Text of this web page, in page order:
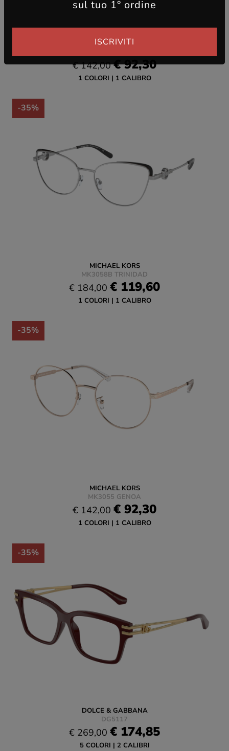
MICHAEL KORS
€ 142,00 € 92,30
1 COLORI 1 CALIBRO
-35%
MICHAEL KORS
MK3058B TRINIDAD
€ 184,00 € 119,60
1 COLORI 1 CALIBRO
-35%
MICHAEL KORS
MK3055 GENOA
€ 142,00 € 92,30
1 COLORI 1 CALIBRO
-35%
DOLCE & GABBANA
DG5117
€ 269,00 € 174,85
5 COLORI 2 CALIBRI
sul tuo 1° ordine
ISCRIVITI